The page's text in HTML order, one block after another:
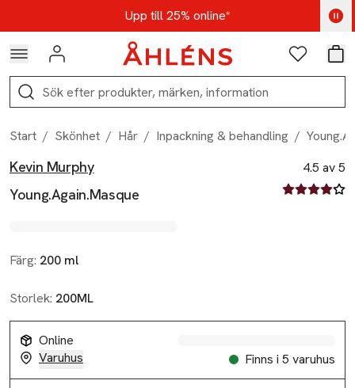
Hoppa till navigationsmenynUpp till 25% online*
Kod: AUG25 - Shoppa nu
Logga in Favoriter
Sök
Start / Skönhet / Hår / Inpackning & behandling /
Produktbilder
Hoppa över bildspelet
Kevin Murphy
Young.Again.Masque
4.5 av 5
4.5 av fem
Färg: 200 ml
Storlek: 200ML
Online
Varuhus
Finns i 5 varuhus
Produktinformation